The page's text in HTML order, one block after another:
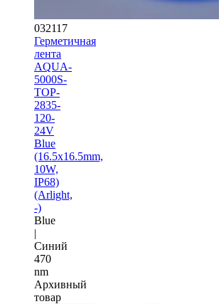
032117
Герметичная
лента
AQUA-
5000S-
TOP-
2835-
120-
24V
Blue
(16.5х16.5mm,
10W,
IP68)
(Arlight,
-)
Blue
|
Синий
470
nm
Архивный
товар